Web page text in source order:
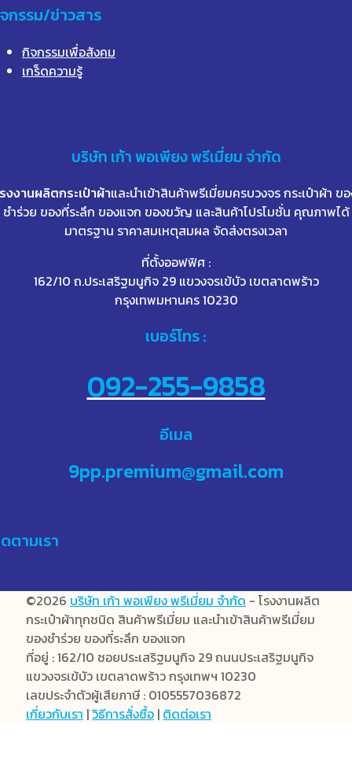
กรรม/ข่าวสาร
กิจกรรมเพื่อสังคม
เกร็ดความรู้
บริษัท เก้าพอเพียง พรีเมี่ยม จำกัด
งงานผลิตกระเป๋าผ้าและนำเข้าสินค้าพรีเมี่ยมครบวงจร กระเป๋าผ้า ข
ชำร่วย ของที่ระลึก ของแจก ของขวัญ และสินค้าโปรโมชั่น คุณภาพได้
มาตรฐาน ราคาสมเหตุสมผล จัดส่งตรงเวลา
ที่ตั้งออฟฟิศ :
162/10 ถ.ประเสริฐมนูกิจ 29 แขวงจรเข้บัว เขตลาดพร้าว
กรุงเทพมหานคร 10230
เบอร์โทร :
092-255-9858
อีเมล
9pp.premium@gmail.com
ตามเรา
©2026 บริษัท เก้า พอเพียง พรีเมี่ยม จำกัด - โรงงานผลิต
กระเป๋าผ้าทุกชนิด สินค้าพรีเมี่ยม และนำเข้าสินค้าพรีเมี่ยม
ของชำร่วย ของที่ระลึก ของแจก
ที่อยู่ : 162/10 ซอยประเสริฐมนูกิจ 29 ถนนประเสริฐมนูกิจ
แขวงจรเข้บัว เขตลาดพร้าว กรุงเทพฯ 10230
เลขประจำตัวผู้เสียภาษี : 0105557036872
เกี่ยวกับเรา |วิธีการสั่งซื้อ | ติดต่อเรา